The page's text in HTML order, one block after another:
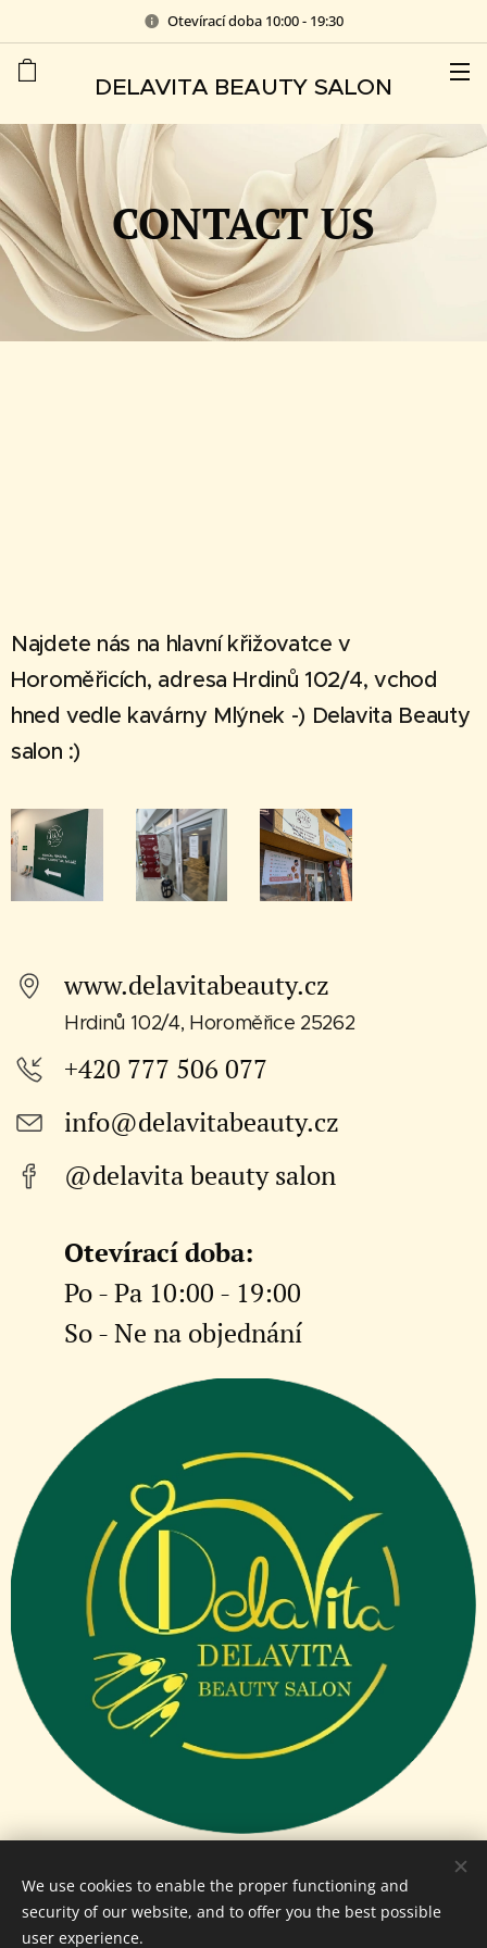
Otevírací doba 10:00 - 19:30
DELAVITA BEAUTY SALON
CONTACT US
Najdete nás na hlavní křižovatce v
Horoměřicích, adresa Hrdinů 102/4, vchod
hned vedle kavárny Mlýnek -) Delavita Beauty
salon :)
www.delavitabeauty.cz
Hrdinů 102/4, Horoměřice 25262
+420 777 506 077
info@delavitabeauty.cz
@delavita beauty salon
Otevírací doba:
Po - Pa 10:00 - 19:00
So - Ne na objednání
© 2024 All rights reserved
We use cookies to enable the proper functioning and
security of our website, and to offer you the best possible
user experience.